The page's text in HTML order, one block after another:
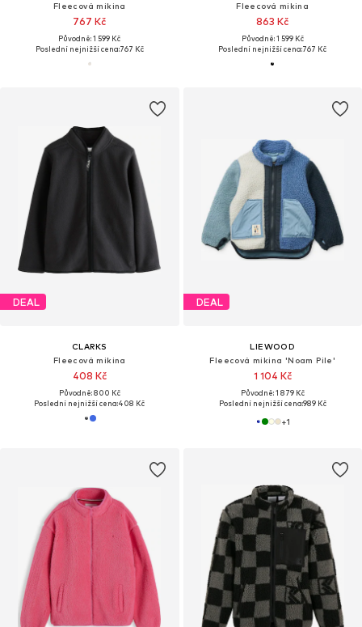
Fleecová mikina
767 Kč
Původně: 1 599 Kč
Poslední nejnižší cena:767 Kč
Fleecová mikina
863 Kč
Původně: 1 599 Kč
Poslední nejnižší cena:767 Kč
DEAL
CLARKS
Fleecová mikina
408 Kč
Původně: 800 Kč
Poslední nejnižší cena:408 Kč
DEAL
LIEWOOD
Fleecová mikina 'Noam Pile'
1 104 Kč
Původně: 1 879 Kč
Poslední nejnižší cena:989 Kč
+1